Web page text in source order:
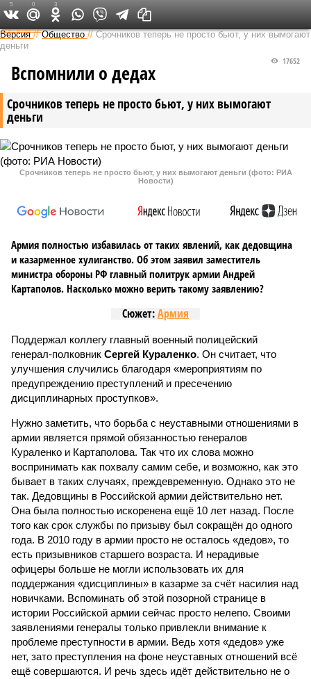
Федеральный выпуск
Версия //Общество //Срочников теперь не просто бьют, у них вымогают
деньги
Срочников теперь не просто бьют, у них вымогают
деньги
17652
Вспомнили о дедах
Срочников теперь не просто бьют, у них вымогают деньги (фото: РИА
Новости)
Армия полностью избавилась от таких явлений, как дедовщина
и казарменное хулиганство. Об этом заявил заместитель
министра обороны РФ главный политрук армии Андрей
Картаполов. Насколько можно верить такому заявлению?
Сюжет:Армия
Поддержал коллегу главный военный полицейский
генерал-полковник Сергей Кураленко. Он считает, что
улучшения случились благодаря «мероприятиям по
предупреждению преступлений и пресечению
дисциплинарных проступков».
Нужно заметить, что борьба с неуставными отношениями в
армии является прямой обязанностью генералов
Кураленко и Картаполова. Так что их слова можно
воспринимать как похвалу самим себе, и возможно, как это
бывает в таких случаях, преждевременную. Однако это не
так. Дедовщины в Российской армии действительно нет.
Она была полностью искоренена ещё 10 лет назад. После
того как срок службы по призыву был сокращён до одного
года. В 2010 году в армии просто не осталось «дедов», то
есть призывников старшего возраста. И нерадивые
офицеры больше не могли использовать их для
поддержания «дисциплины» в казарме за счёт насилия над
новичками. Вспоминать об этой позорной странице в
истории Российской армии сейчас просто нелепо. Своими
заявлениями генералы только привлекли внимание к
проблеме преступности в армии. Ведь хотя «дедов» уже
нет, зато преступления на фоне неуставных отношений всё
ещё совершаются. И речь здесь идёт действительно не о
5 0 3